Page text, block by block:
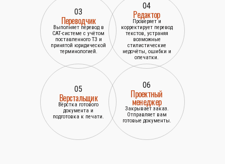
03
Переводчик
Выполняет перевод в
САТ-системе с учётом
поставленного ТЗ и
принятой юридической
терминологией.
04
Редактор
Проверяет и
корректирует перевод
текстов, устраняя
возможные
стилистические
недочёты, ошибки и
опечатки.
05
Верстальщик
Вёрстка готового
документа и
подготовка к печати.
06
Проектный
менеджер
Закрывает заказ.
Отправляет вам
готовые документы.